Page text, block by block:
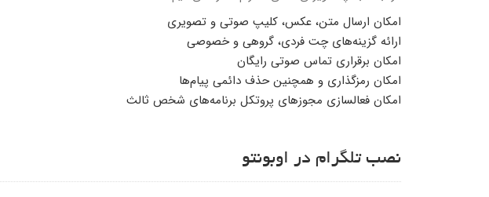
امکان ارسال متن، عکس، کلیپ صوتی و تصویری
ارائه گزینه‌های چت فردی، گروهی و خصوصی
امکان برقراری تماس صوتی رایگان
امکان رمزگذاری و همچنین حذف دائمی پیام‌ها
امکان فعالسازی مجوزهای پروتکل برنامه‌های شخص ثالث
نصب تلگرام در اوبونتو